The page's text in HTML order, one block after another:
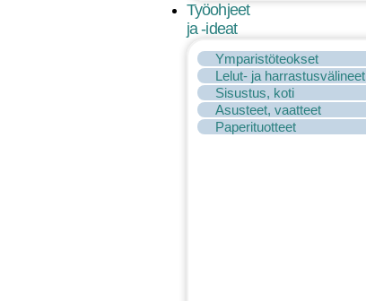
Työohjeet
ja -ideat
Ymparistöteokset
Lelut- ja harrastusvälineet
Sisustus, koti
Asusteet, vaatteet
Paperituotteet